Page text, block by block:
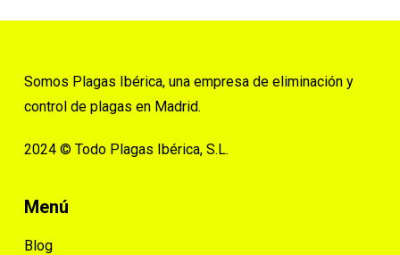
Somos Plagas Ibérica, una empresa de eliminación y
control de plagas en Madrid.
2024 © Todo Plagas Ibérica, S.L.
Menú
Blog